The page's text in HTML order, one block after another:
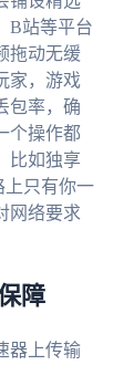
B站等平台
拖动无缓
家，游戏
包率，确
个操作都
比如独享
上只有你一
网络要求
障
器上传输